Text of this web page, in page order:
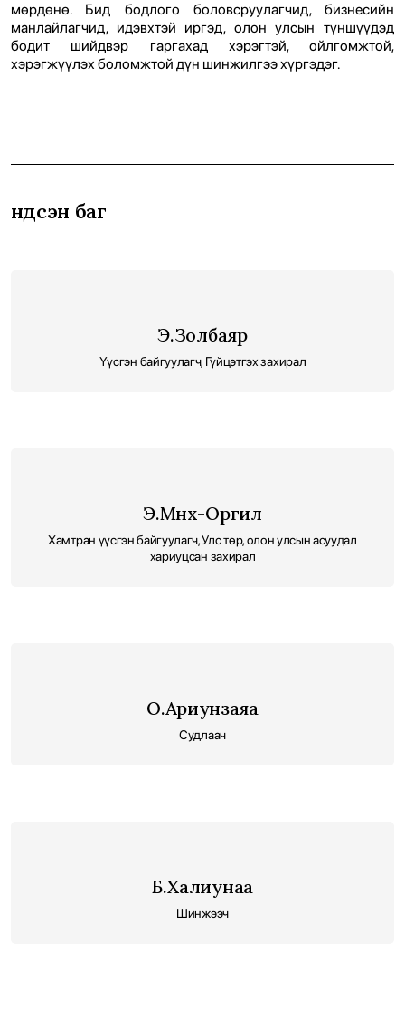
мөрдөнө. Бид бодлого боловсруулагчид, бизнесийн
манлайлагчид, идэвхтэй иргэд, олон улсын түншүүдэд
бодит шийдвэр гаргахад хэрэгтэй, ойлгомжтой,
хэрэгжүүлэх боломжтой дүн шинжилгээ хүргэдэг.
Үндсэн баг
Э.Золбаяр
Үүсгэн байгуулагч, Гүйцэтгэх захирал
Э.Мөнх-Оргил
Хамтран үүсгэн байгуулагч, Улс төр, олон улсын асуудал
хариуцсан захирал
О.Ариунзаяа
Судлаач
Б.Халиунаа
Шинжээч